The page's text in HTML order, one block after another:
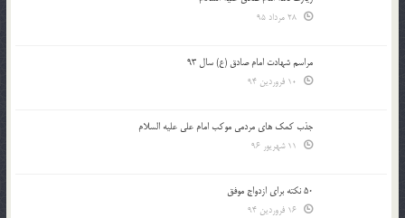
مراسم شهادت امام صادق (ع) سال 93
جذب کمک های مردمی موکب امام علی علیه السلام
50 نکته برای ازدواج موفق